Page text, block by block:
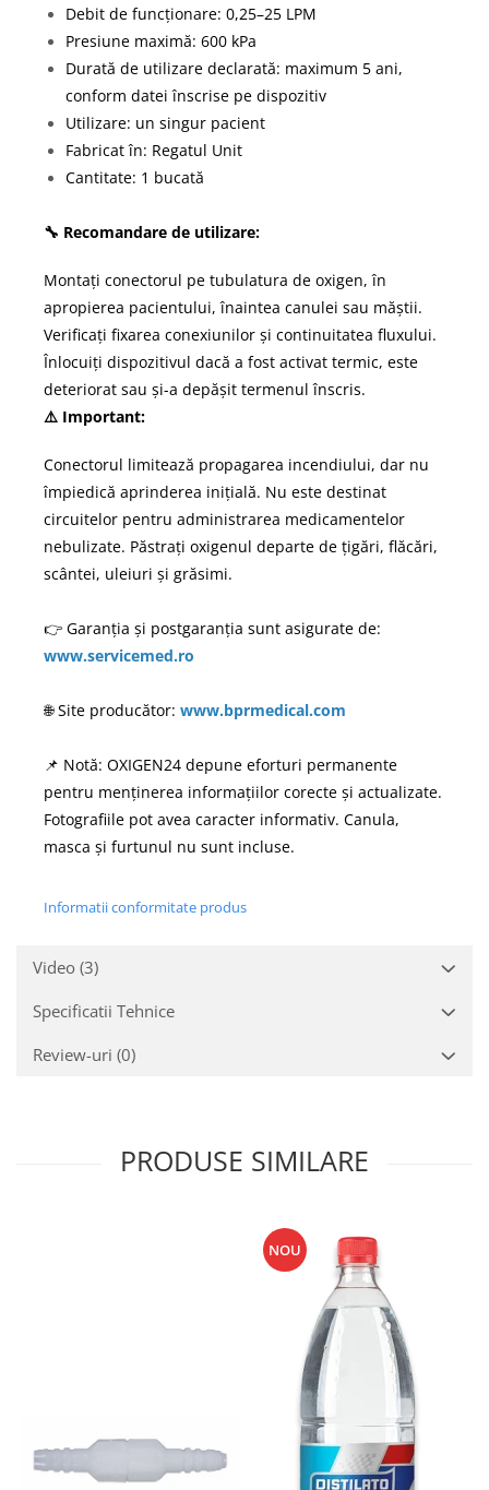
Debit de funcționare: 0,25–25 LPM
Presiune maximă: 600 kPa
Durată de utilizare declarată: maximum 5 ani,
conform datei înscrise pe dispozitiv
Utilizare: un singur pacient
Fabricat în: Regatul Unit
Cantitate: 1 bucată
🔧 Recomandare de utilizare:
Montați conectorul pe tubulatura de oxigen, în
apropierea pacientului, înaintea canulei sau măștii.
Verificați fixarea conexiunilor și continuitatea fluxului.
Înlocuiți dispozitivul dacă a fost activat termic, este
deteriorat sau și-a depășit termenul înscris.
⚠️ Important:
Conectorul limitează propagarea incendiului, dar nu
împiedică aprinderea inițială. Nu este destinat
circuitelor pentru administrarea medicamentelor
nebulizate. Păstrați oxigenul departe de țigări, flăcări,
scântei, uleiuri și grăsimi.
👉 Garanția și postgaranția sunt asigurate de:
www.servicemed.ro
🌐 Site producător: www.bprmedical.com
📌 Notă: OXIGEN24 depune eforturi permanente
pentru menținerea informațiilor corecte și actualizate.
Fotografiile pot avea caracter informativ. Canula,
masca și furtunul nu sunt incluse.
Informatii conformitate produs
Video (3)
Specificatii Tehnice
Review-uri (0)
PRODUSE SIMILARE
NOU